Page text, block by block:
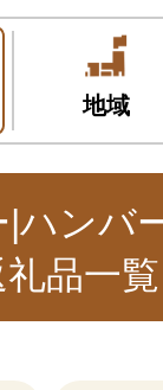
地域
|ハンバ
品一覧